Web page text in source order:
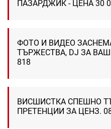
ПАЗАРДЖИК - ЦЕНА 30
ФОТО И ВИДЕО
ТЪРЖЕСТВА, DJ ЗА
818
ВИСШИСТКА СПЕШНО
ПРЕТЕНЦИИ ЗА ЦЕНЗ.